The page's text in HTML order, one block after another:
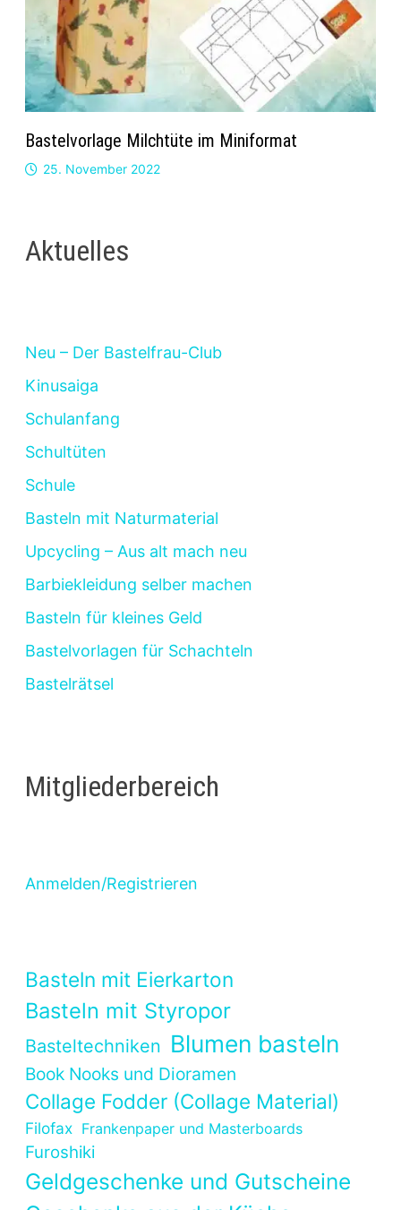
Bastelvorlage Milchtüte im Miniformat
25. November 2022
Aktuelles
Neu – Der Bastelfrau-Club
Kinusaiga
Schulanfang
Schultüten
Schule
Basteln mit Naturmaterial
Upcycling – Aus alt mach neu
Barbiekleidung selber machen
Basteln für kleines Geld
Bastelvorlagen für Schachteln
Bastelrätsel
Mitgliederbereich
Anmelden/Registrieren
Basteln mit Eierkarton
Basteln mit Styropor
Basteltechniken Blumen basteln
Book Nooks und Dioramen
Collage Fodder (Collage Material)
Filofax Frankenpaper und Masterboards
Furoshiki
Geldgeschenke und Gutscheine